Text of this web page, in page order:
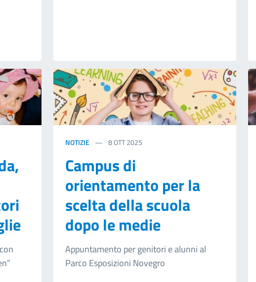
NOTIZIE 8OTT 2025
Campus di
orientamento per la
scelta della scuola
dopo le medie
Appuntamento per genitori e alunni al
Parco Esposizioni Novegro